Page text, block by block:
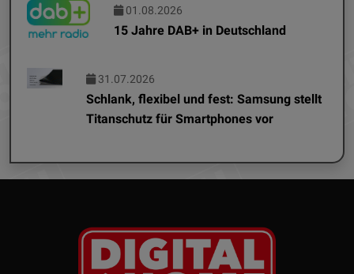
01.08.2026
15 Jahre DAB+ in Deutschland
31.07.2026
Schlank, flexibel und fest: Samsung stellt
Titanschutz für Smartphones vor